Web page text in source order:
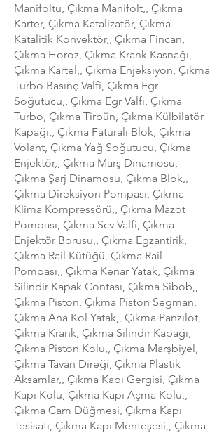
Manifoltu, Çıkma Manifolt,, Çıkma
Karter, Çıkma Katalizatör, Çıkma
Katalitik Konvektör,, Çıkma Fincan,
Çıkma Horoz, Çıkma Krank Kasnağı,
Çıkma Kartel,, Çıkma Enjeksiyon, Çıkma
Turbo Basınç Valfi, Çıkma Egr
Soğutucu,, Çıkma Egr Valfi, Çıkma
Turbo, Çıkma Tirbün, Çıkma Külbilatör
Kapağı,, Çıkma Faturalı Blok, Çıkma
Volant, Çıkma Yağ Soğutucu, Çıkma
Enjektör,, Çıkma Marş Dinamosu,
Çıkma Şarj Dinamosu, Çıkma Blok,,
Çıkma Direksiyon Pompası, Çıkma
Klima Kompressörü,, Çıkma Mazot
Pompası, Çıkma Scv Valfi, Çıkma
Enjektör Borusu,, Çıkma Egzantirik,
Çıkma Rail Kütüğü, Çıkma Rail
Pompası,, Çıkma Kenar Yatak, Çıkma
Silindir Kapak Contası, Çıkma Sibob,,
Çıkma Piston, Çıkma Piston Segman,
Çıkma Ana Kol Yatak,, Çıkma Panzılot,
Çıkma Krank, Çıkma Silindir Kapağı,
Çıkma Piston Kolu,, Çıkma Marşbiyel,
Çıkma Tavan Direği, Çıkma Plastik
Aksamlar,, Çıkma Kapı Gergisi, Çıkma
Kapı Kolu, Çıkma Kapı Açma Kolu,,
Çıkma Cam Düğmesi, Çıkma Kapı
Tesisatı, Çıkma Kapı Menteşesi,, Çıkma